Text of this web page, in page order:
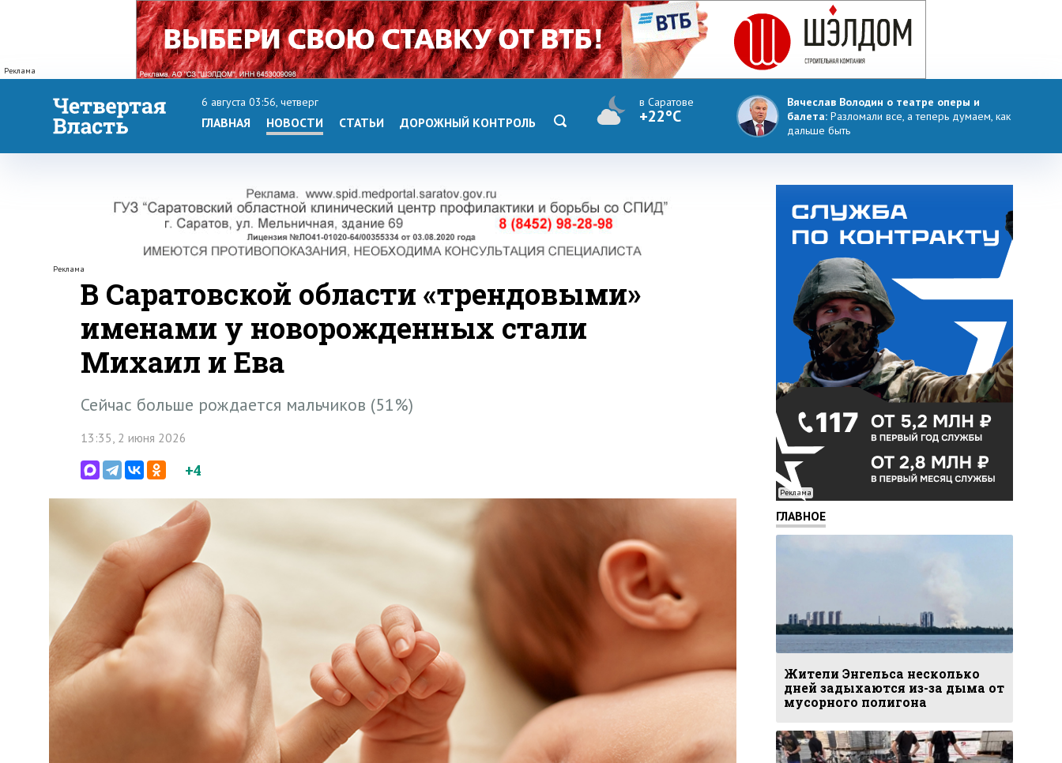
Реклама
6 августа 03:56, четверг
ГЛАВНАЯ НОВОСТИ СТАТЬИ ДОРОЖНЫЙ КОНТРОЛЬ
в Саратове
+22°C
Вячеслав Володин о театре оперы и
балета: Разломали все, а теперь думаем, как
дальше быть
Реклама
В Саратовской области «трендовыми»
именами у новорожденных стали
Михаил и Ева
Сейчас больше рождается мальчиков (51%)
13:35, 2 июня 2026
+4
Реклама
ГЛАВНОЕ
Жители Энгельса несколько
дней задыхаются из-за дыма от
мусорного полигона